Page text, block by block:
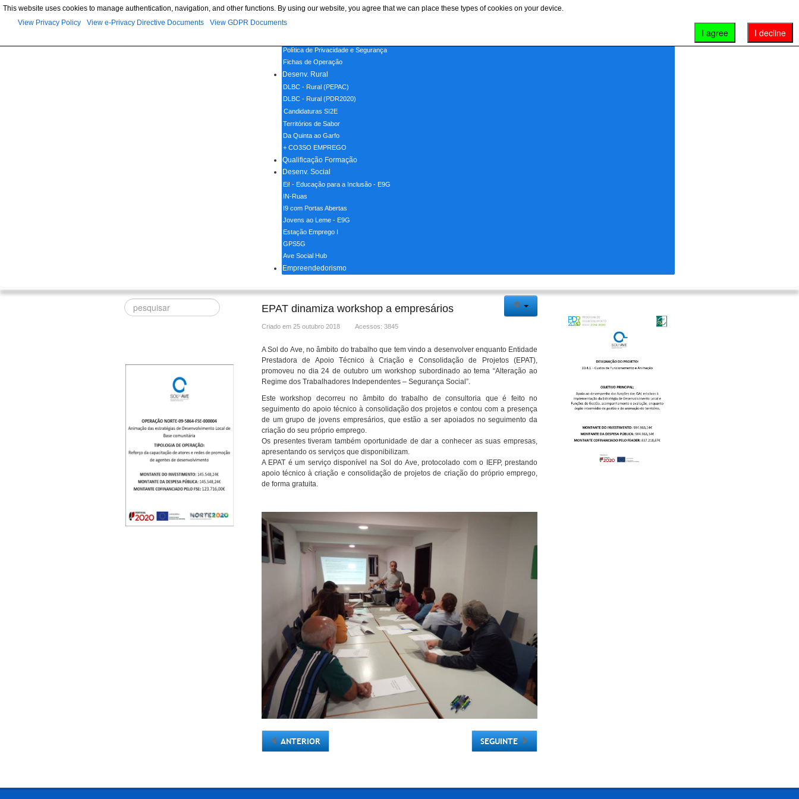
Home
Política de Privacidade e Segurança
Fichas de Operação
Desenv. Rural
DLBC - Rural (PEPAC)
DLBC - Rural (PDR2020)
Candidaturas SI2E
Territórios de Sabor
Da Quinta ao Garfo
+ CO3SO EMPREGO
Qualificação Formação
Desenv. Social
Ei! - Educação para a Inclusão - E9G
IN-Ruas
I9 com Portas Abertas
Jovens ao Leme - E9G
Estação Emprego I
GPS5G
Ave Social Hub
Empreendedorismo
Procurar EPAT dinamiza workshop a empresários
Criado em 25 outubro 2018 Acessos: 3845
A Sol do Ave, no âmbito do trabalho que tem vindo a desenvolver enquanto Entidade
Prestadora de Apoio Técnico à Criação e Consolidação de Projetos (EPAT),
promoveu no dia 24 de outubro um workshop subordinado ao tema “Alteração ao
Regime dos Trabalhadores Independentes – Segurança Social”.
Este workshop decorreu no âmbito do trabalho de consultoria que é feito no
seguimento do apoio técnico à consolidação dos projetos e contou com a presença
de um grupo de jovens empresários, que estão a ser apoiados no seguimento da
criação do seu próprio emprego.
Os presentes tiveram também oportunidade de dar a conhecer as suas empresas,
apresentando os serviços que disponibilizam.
A EPAT é um serviço disponível na Sol do Ave, protocolado com o IEFP, prestando
apoio técnico à criação e consolidação de projetos de criação do próprio emprego,
de forma gratuita.
ANTERIOR SEGUINTE
This website uses cookies to manage authentication, navigation, and other functions. By using our website, you agree that we can place these types of cookies on your device.
View Privacy Policy
View e-Privacy Directive Documents View GDPR Documents
I decline
I agree